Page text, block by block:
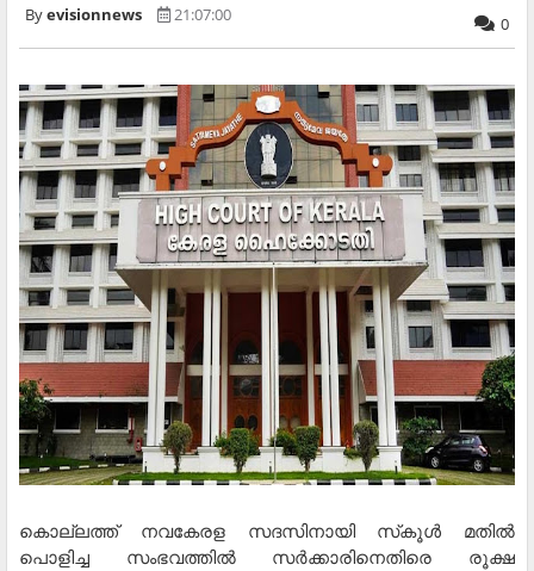
evisionnews 21:07:00 0
കൊല്ലത്ത് നവകേരള സദസിനായി സ്‌കൂള്‍ മതില്‍
പൊളിച്ച സംഭവത്തില്‍ സര്‍ക്കാരിനെതിരെ രൂക്ഷ